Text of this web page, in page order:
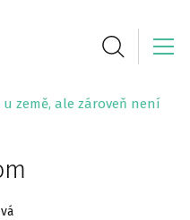
u země, ale zároveň není